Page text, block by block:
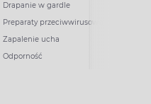
Drapanie w gardle
Preparaty przeciwwirusowe
Zapalenie ucha
Odporność